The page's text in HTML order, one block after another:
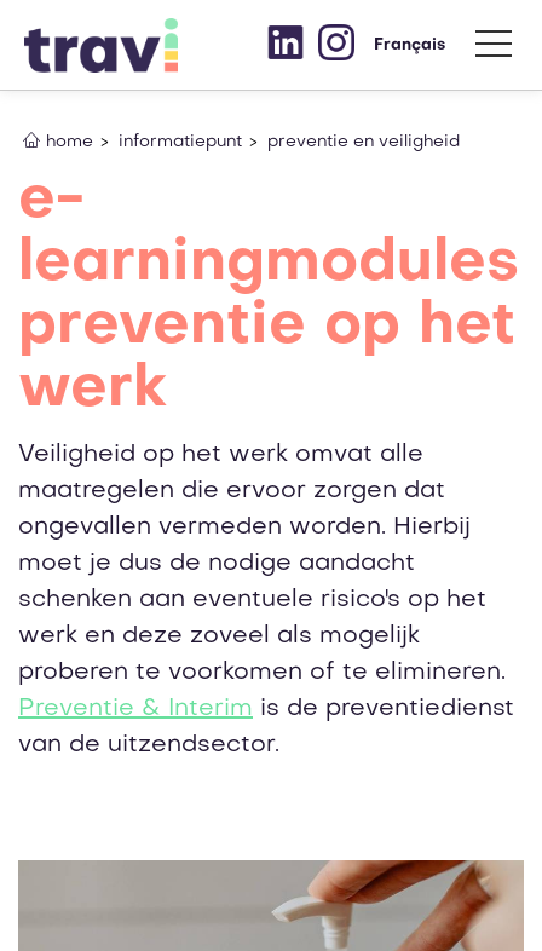
Français
home informatiepunt preventie en veiligheid
e-
learningmodules
preventie op het
werk
Veiligheid op het werk omvat alle
maatregelen die ervoor zorgen dat
ongevallen vermeden worden. Hierbij
moet je dus de nodige aandacht
schenken aan eventuele risico's op het
werk en deze zoveel als mogelijk
proberen te voorkomen of te elimineren.
Preventie & Interim is de preventiedienst
van de uitzendsector.